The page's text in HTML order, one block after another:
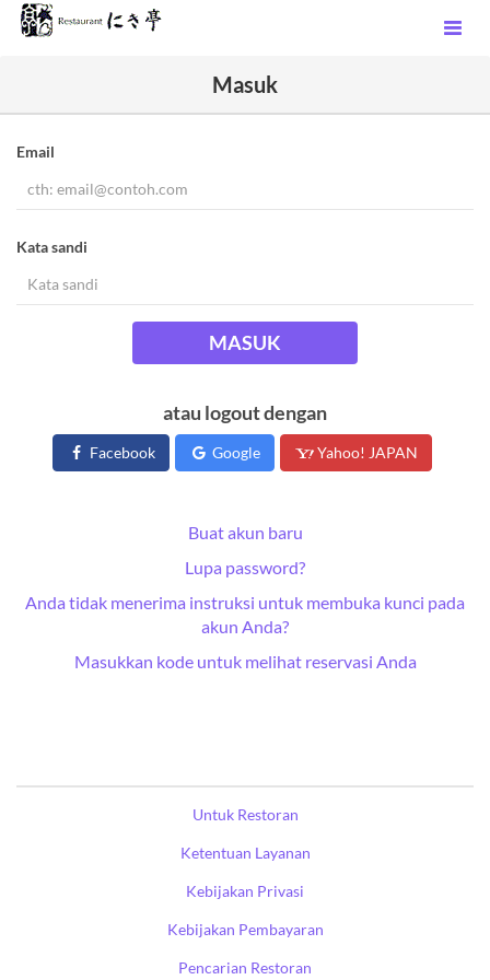
Masuk
Email
Kata sandi
MASUK
atau logout dengan
Facebook Google Yahoo! JAPAN
Buat akun baru
Lupa password?
Anda tidak menerima instruksi untuk membuka kunci pada
akun Anda?
Masukkan kode untuk melihat reservasi Anda
Untuk Restoran
Ketentuan Layanan
Kebijakan Privasi
Kebijakan Pembayaran
Pencarian Restoran